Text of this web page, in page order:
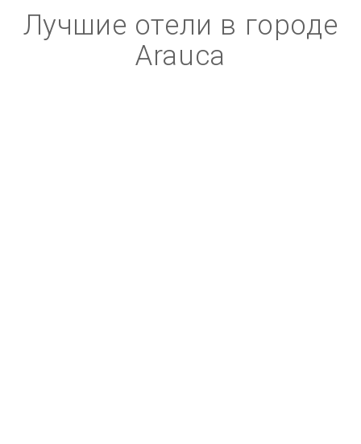
Лучшие отели в городе
Arauca